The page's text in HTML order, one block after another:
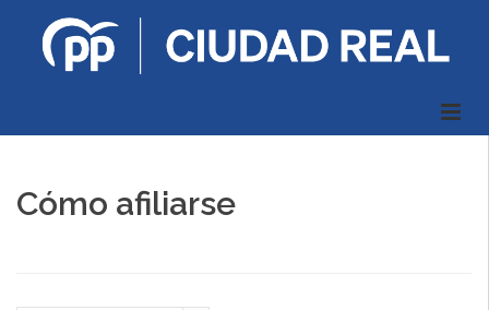
Cómo afiliarse